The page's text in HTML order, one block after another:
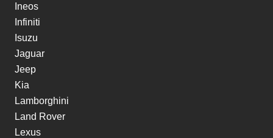
Ineos
Infiniti
Isuzu
Jaguar
Jeep
Kia
Lamborghini
Land Rover
Lexus